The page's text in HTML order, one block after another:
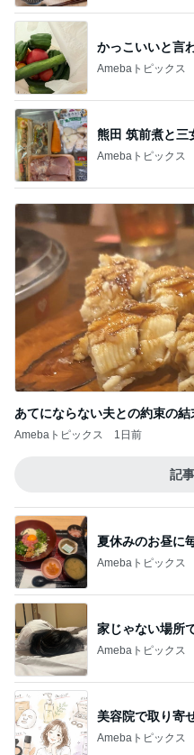
かっこいいと言
Amebaトピックス
熊田 筑前煮と三
Amebaトピックス
あてにならない夫との約束の結
Amebaトピックス 1日前
記
夏休みのお昼に
Amebaトピックス
家じゃない場所
Amebaトピックス
美容院で取り寄
Amebaトピックス